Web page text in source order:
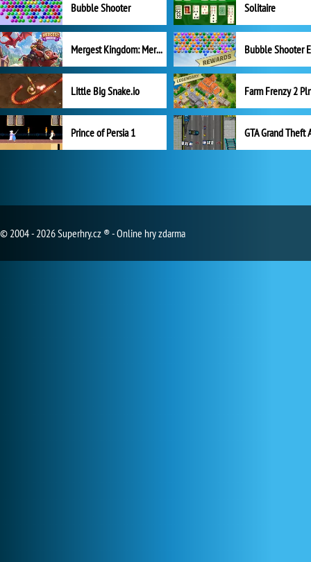
Bubble Shooter Solitaire
Mergest Kingdom: Merge Puzzle
Little Big Snake.io
Prince of Persia 1 GTA Grand Theft
© 2004 - 2026 Superhry.cz ® - Online hry zdarma